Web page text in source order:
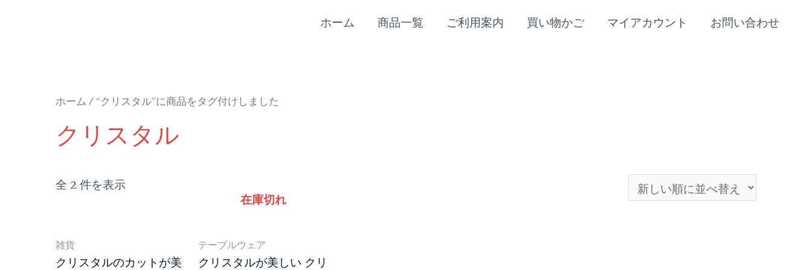
ホーム 商品一覧 ご利用案内 買い物かご マイアカウント お問い合わせ
ホーム / “クリスタル”に商品をタグ付けしました
クリスタル
全 2 件を表示
雑貨
クリスタルのカットが美
在庫切れ
テーブルウェア
クリスタルが美しい クリ